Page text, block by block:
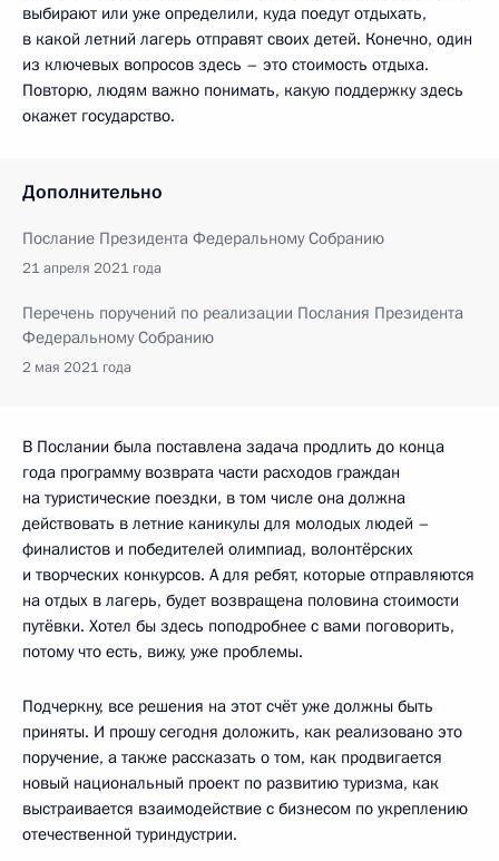
выбирают или уже определили, куда поедут отдыхать,
в какой летний лагерь отправят своих детей. Конечно, один
из ключевых вопросов здесь – это стоимость отдыха.
Повторю, людям важно понимать, какую поддержку здесь
окажет государство.
Дополнительно
Послание Президента Федеральному Собранию
21 апреля 2021 года
Перечень поручений по реализации Послания Президента
Федеральному Собранию
2 мая 2021 года
В Послании была поставлена задача продлить до конца
года программу возврата части расходов граждан
на туристические поездки, в том числе она должна
действовать в летние каникулы для молодых людей –
финалистов и победителей олимпиад, волонтёрских
и творческих конкурсов. А для ребят, которые отправляются
на отдых в лагерь, будет возвращена половина стоимости
путёвки. Хотел бы здесь поподробнее с вами поговорить,
потому что есть, вижу, уже проблемы.
Подчеркну, все решения на этот счёт уже должны быть
приняты. И прошу сегодня доложить, как реализовано это
поручение, а также рассказать о том, как продвигается
новый национальный проект по развитию туризма, как
выстраивается взаимодействие с бизнесом по укреплению
отечественной туриндустрии.